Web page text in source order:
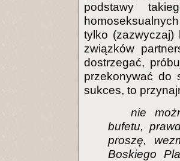
podstawy
tylko (zazwyczaj)
związków
dostrzegać,
przekonywać do
sukces, to
nie
bufetu,
proszę,
Boskiego